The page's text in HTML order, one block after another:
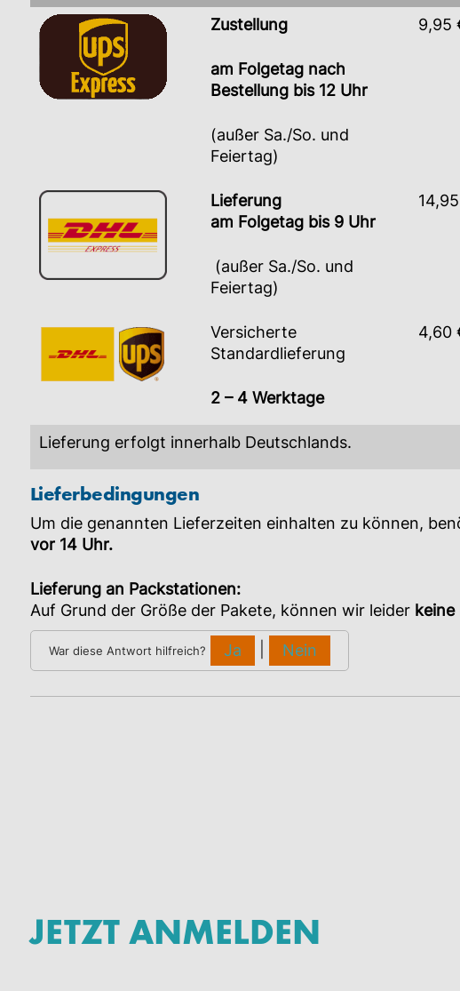
Zustellung
am Folgetag nach
Bestellung bis 12 Uhr
(außer Sa./So. und
Feiertag)
9,95
Lieferung
am Folgetag bis 9 Uhr
(außer Sa./So. und
Feiertag)
Versicherte
Standardlieferung
2 – 4 Werktage
4,60
Lieferung erfolgt innerhalb Deutschlands.
Lieferbedingungen
Um die genannten Lieferzeiten einhalten zu können,
vor 14 Uhr.
Lieferung an Packstationen:
Auf Grund der Größe der Pakete, können wir leider keine
War diese Antwort hilfreich? Ja Nein
JETZT ANMELDEN